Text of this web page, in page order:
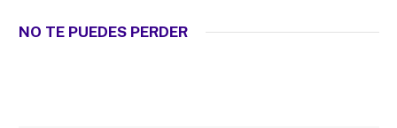
NO TE PUEDES PERDER